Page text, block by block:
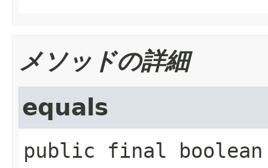
メソッドの詳細
equals
public final
boolean